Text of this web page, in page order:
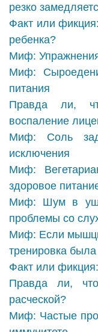
резко
Факт или
ребенка?
Миф:
Миф:
питания
Правда ли,
воспаление
Миф: Соль
исключения
Миф:
здоровое
Миф: Шум в
проблемы со
Миф: Если
тренировка
Факт или
Правда ли,
расческой?
Миф: Частые